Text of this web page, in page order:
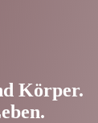
Körper.